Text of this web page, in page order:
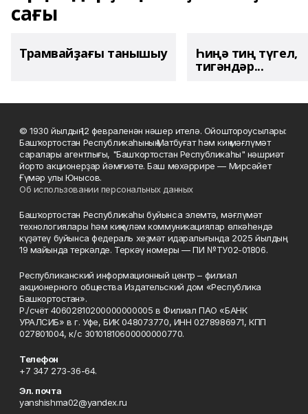
сағы
Трамвайҙағы танышыу Һиңә тиң түгел,
тигәндәр...
© 1930 йылдың 12 февраленән нәшер ителә. Ойоштороусылары:
Башҡортостан Республикаһының Матбуғат һәм киң мәғлүмәт
саралары агентлығы, "Башҡортостан Республикаһы" нәшриәт
йорто акционерҙар йәмғиәте. Баш мөхәррире — Мирсәйет
Ғүмәр улы Юнысов.
Об использовании персональных данных
Башҡортостан Республикаһы буйынса элемтә, мәғлүмәт
технологиялары һәм киңкүләм коммуникациялар өлкәһендә
күҙәтеү буйынса федераль хеҙмәт идаралығында 2025 йылдың
19 майында теркәлде. Теркәү номеры — ПИ №ТУ02-01806.
Республиканский информационный центр – филиал
акционерного общества Издательский дом «Республика
Башкортостан».
Р./счёт 40602810200000000005 в Филиал ПАО «БАНК
УРАЛСИБ» в г. Уфе, БИК 048073770, ИНН 0278986971, КПП
027801004, к/с 30101810600000000770.
Телефон
+7 347 273-36-64.
Эл. почта
yanshishma02@yandex.ru